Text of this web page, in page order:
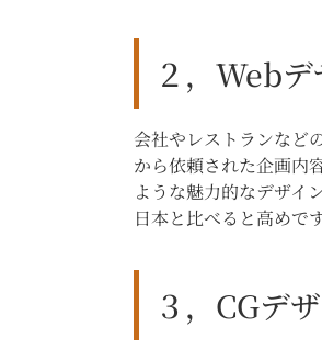
２，Web
会社やレストランなど
から依頼された企画内
ような魅力的なデザイ
日本と比べると高めです
３，CGデ